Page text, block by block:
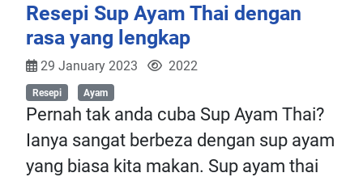
Resepi Sup Ayam Thai dengan
rasa yang lengkap
29 January 2023 2022
Resepi Ayam
Pernah tak anda cuba Sup Ayam Thai?
Ianya sangat berbeza dengan sup ayam
yang biasa kita makan. Sup ayam thai